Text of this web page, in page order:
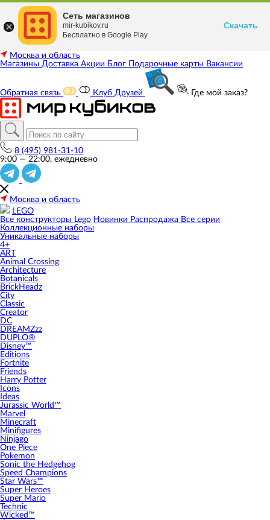
Москва и область
Магазины Доставка Акции Блог Подарочные карты Вакансии
Обратная связь Клуб Друзей Где мой заказ?
8 (495) 981-31-10
9:00 — 22:00, ежедневно
Москва и область
LEGO
Все конструкторы Lego Новинки Распродажа Все серии
Коллекционные наборы
Уникальные наборы
4+
ART
Animal Crossing
Architecture
Botanicals
BrickHeadz
City
Classic
Creator
DC
DREAMZzz
DUPLO®
Disney™
Editions
Fortnite
Friends
Harry Potter
Icons
Ideas
Jurassic World™
Marvel
Minecraft
Minifigures
Ninjago
One Piece
Pokemon
Sonic the Hedgehog
Speed Champions
Star Wars™
Super Heroes
Super Mario
Technic
Wicked™
Сеть магазинов
mir-kubikov.ru
Бесплатно в Google Play
Скачать